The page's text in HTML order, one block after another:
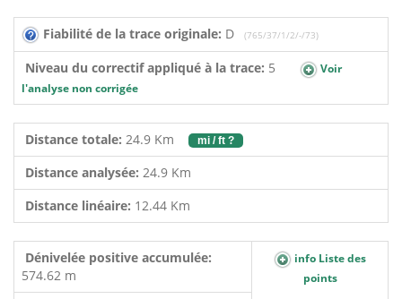
Fiabilité de la trace originale: D (765/37/1/2/-/73)
Niveau du correctif appliqué à la trace: 5
Voir
l'analyse non corrigée
Distance totale: 24.9 Km mi / ft ?
Distance analysée: 24.9 Km
Distance linéaire: 12.44 Km
Dénivelée positive accumulée:
574.62 m
info Liste des
points